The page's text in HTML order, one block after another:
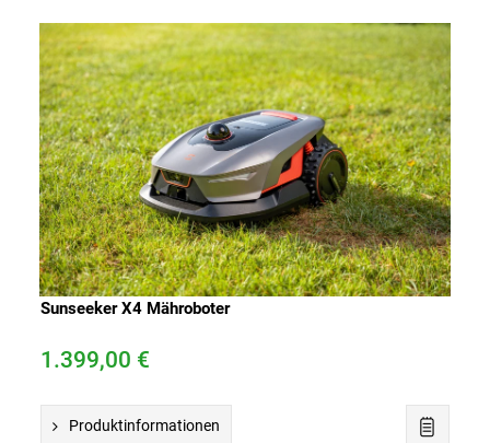
Sunseeker X4 Mähroboter
1.399,00 €
Produktinformationen